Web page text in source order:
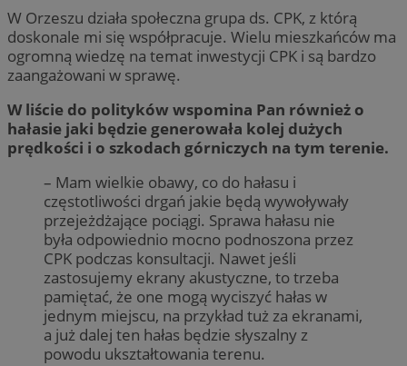
W Orzeszu działa społeczna grupa ds. CPK, z którą
doskonale mi się współpracuje. Wielu mieszkańców ma
ogromną wiedzę na temat inwestycji CPK i są bardzo
zaangażowani w sprawę.
W liście do polityków wspomina Pan również o
hałasie jaki będzie generowała kolej dużych
prędkości i o szkodach górniczych na tym terenie.
– Mam wielkie obawy, co do hałasu i
częstotliwości drgań jakie będą wywoływały
przejeżdżające pociągi. Sprawa hałasu nie
była odpowiednio mocno podnoszona przez
CPK podczas konsultacji. Nawet jeśli
zastosujemy ekrany akustyczne, to trzeba
pamiętać, że one mogą wyciszyć hałas w
jednym miejscu, na przykład tuż za ekranami,
a już dalej ten hałas będzie słyszalny z
powodu ukształtowania terenu.